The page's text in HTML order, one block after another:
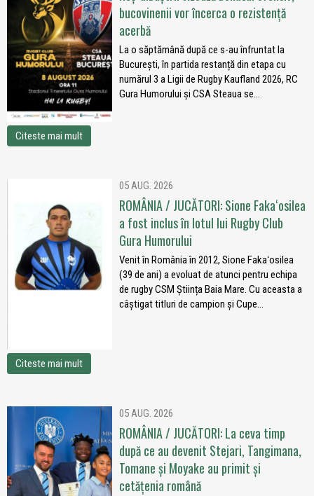
bucovinenii vor încerca o rezistență
acerbă
La o săptămână după ce s-au înfruntat la
București, în partida restanță din etapa cu
numărul 3 a Ligii de Rugby Kaufland 2026, RC
Gura Humorului și CSA Steaua se...
Citeste mai mult
05 AUG. 2026
ROMÂNIA / JUCĂTORI: Sione Fakaʻosilea
a fost inclus în lotul lui Rugby Club
Gura Humorului
Venit în România în 2012, Sione Fakaʻosilea
(39 de ani) a evoluat de atunci pentru echipa
de rugby CSM Știința Baia Mare. Cu aceasta a
câștigat titluri de campion și Cupe...
Citeste mai mult
05 AUG. 2026
ROMÂNIA / JUCĂTORI: La ceva timp
după ce au devenit Stejari, Tangimana,
Tomane și Moyake au primit și
cetățenia română